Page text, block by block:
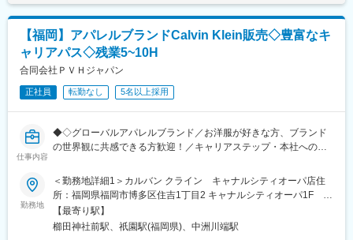
上に事業を展開し、多くのスタッフが活躍しています。
日本国内においても複数ブランドを展開し、安定した成長を続け
ています。
変更の範囲：会社の定める業務
・在庫管理、店内・商品整理
・販売計画書の作成 等
■接客スタイル：
一人一人のお客様と向き合い、寄り添うような接客スタイルで
す。お客様との会話を楽しみながらブランドの魅力を多くの方に
お伝えしてください。
いただくことも。
い世代が活躍中です。
店舗予算・個人予算がありますが、ノルマではないため、店舗メ
ンバーでチームワークを発揮して達成に向けて
どうすれば良いかを考えていただきます。
【福岡】アパレルブランドCalvin Klein販売◇豊富なキ
ャリアパス◇残業5~10H
合同会社ＰＶＨジャパン
正社員 転勤なし 5名以上採用
仕事内容
◆◇グローバルアパレルブランド／お洋服が好きな方、ブランド
の世界観に共感できる方歓迎！／キャリアステップ・本社へのキ
のあるお仕事／研修制度があるので経験が浅い方でも安心！／制
服貸与・社割・育休産休制度など福利厚生も充実でワークライフ
バランス◎◇◆
■業務内容：
勤務地
＜勤務地詳細1＞カルバン クライン キャナルシティオーパ店住
所：福岡県福岡市博多区住吉1丁目2 キャナルシティオーパ1F
S103区画受動喫煙対策：屋内全面禁煙＜勤務地詳細2＞カルバ
ン・クライン 博多阪急 住所：福岡県福岡市博多区博多駅中央街1-
【最寄り駅】
櫛田神社前駅、祇園駅(福岡県)、中洲川端駅